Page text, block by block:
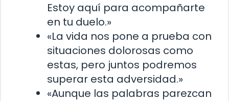
Estoy aquí para acompañarte
en tu duelo.»
«La vida nos pone a prueba con
situaciones dolorosas como
estas, pero juntos podremos
superar esta adversidad.»
«Aunque las palabras parezcan